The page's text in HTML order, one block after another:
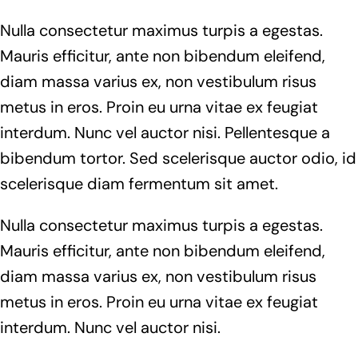
Nulla consectetur maximus turpis a egestas.
Mauris efficitur, ante non bibendum eleifend,
diam massa varius ex, non vestibulum risus
metus in eros. Proin eu urna vitae ex feugiat
interdum. Nunc vel auctor nisi. Pellentesque a
bibendum tortor. Sed scelerisque auctor odio, id
scelerisque diam fermentum sit amet.
Nulla consectetur maximus turpis a egestas.
Mauris efficitur, ante non bibendum eleifend,
diam massa varius ex, non vestibulum risus
metus in eros. Proin eu urna vitae ex feugiat
interdum. Nunc vel auctor nisi.